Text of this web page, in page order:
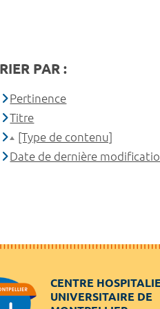
PAR :
Pertinence
Titre
[Type de contenu]
Date de dernière
CENTRE
UNIVERSITAIRE DE